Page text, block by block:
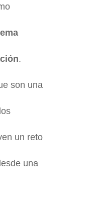
.
son una
un reto
una